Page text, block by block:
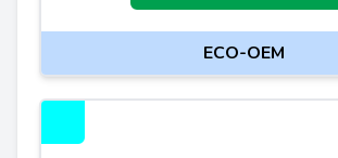
ECO-OEM